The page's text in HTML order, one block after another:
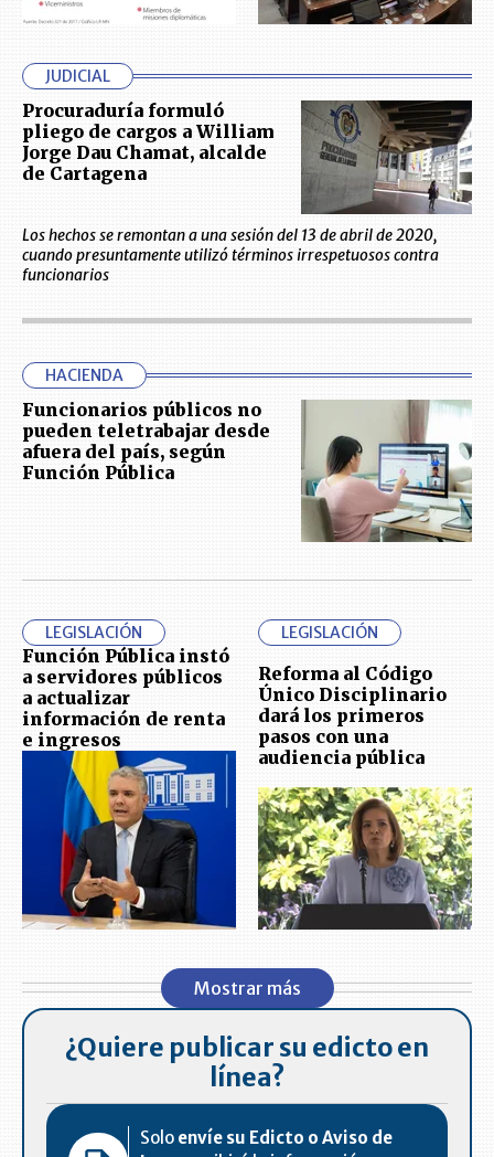
JUDICIAL
Procuraduría formuló
pliego de cargos a William
Jorge Dau Chamat, alcalde
de Cartagena
Los hechos se remontan a una sesión del 13 de abril de 2020,
cuando presuntamente utilizó términos irrespetuosos contra
funcionarios
HACIENDA
Funcionarios públicos no
pueden teletrabajar desde
afuera del país, según
Función Pública
LEGISLACIÓN
Función Pública instó
a servidores públicos
a actualizar
información de renta
e ingresos
LEGISLACIÓN
Reforma al Código
Único Disciplinario
dará los primeros
pasos con una
audiencia pública
Mostrar más
¿Quiere publicar su edicto en
línea?
Solo envíe su Edicto o Aviso de